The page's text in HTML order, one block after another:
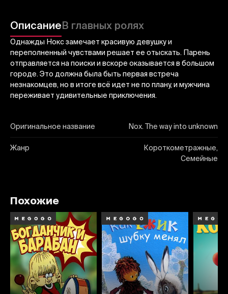
ОписаниеВ главных ролях
Однажды Нокс замечает красивую девушку и
переполненный чувствами решает ее отыскать. Парень
отправляется на поиски и вскоре оказывается в большом
городе. Это должна была быть первая встреча
незнакомцев, но в итоге всё идет не по плану, и мужчина
переживает удивительные приключения.
Оригинальное название Nox. The way into unknown
Жанр
Короткометражные,
Семейные
Похожие